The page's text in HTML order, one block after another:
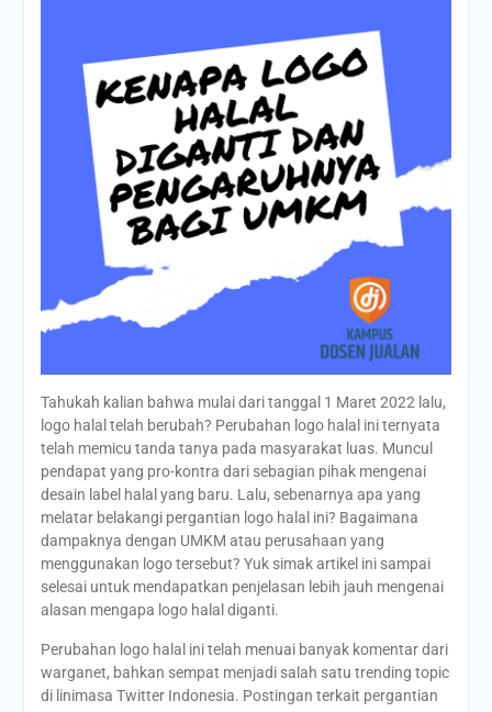
Tahukah kalian bahwa mulai dari tanggal 1 Maret 2022 lalu,
logo halal telah berubah? Perubahan logo halal ini ternyata
telah memicu tanda tanya pada masyarakat luas. Muncul
pendapat yang pro-kontra dari sebagian pihak mengenai
desain label halal yang baru. Lalu, sebenarnya apa yang
melatar belakangi pergantian logo halal ini? Bagaimana
dampaknya dengan UMKM atau perusahaan yang
menggunakan logo tersebut? Yuk simak artikel ini sampai
selesai untuk mendapatkan penjelasan lebih jauh mengenai
alasan mengapa logo halal diganti.
Perubahan logo halal ini telah menuai banyak komentar dari
warganet, bahkan sempat menjadi salah satu trending topic
di linimasa Twitter Indonesia. Postingan terkait pergantian